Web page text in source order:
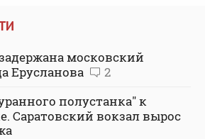
московский
Ерусланова
2
полустанка" к
Саратовский вокзал вырос